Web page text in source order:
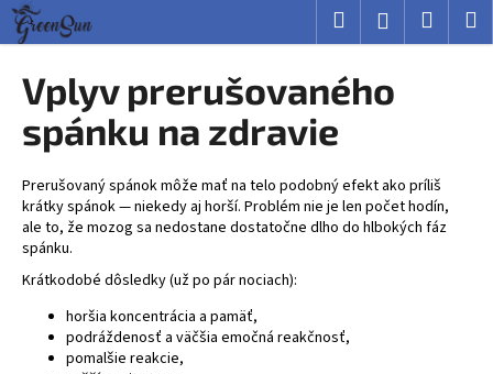
Prejsť
obsah
Hľadať Prihlásenie
Vplyv prerušovaného
spánku na zdravie
Prerušovaný spánok môže mať na telo podobný efekt ako príliš
krátky spánok — niekedy aj horší. Problém nie je len počet hodín,
ale to, že mozog sa nedostane dostatočne dlho do hlbokých fáz
spánku.
Krátkodobé dôsledky (už po pár nociach):
horšia koncentrácia a pamäť,
podráždenosť a väčšia emočná reakčnosť,
pomalšie reakcie,
K
o
Č
o
p
o
t
r
e